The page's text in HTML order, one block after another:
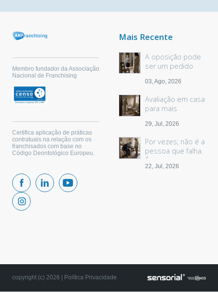
Membro fundador da Associação
Nacional de Franchising
Certifica aplicação de práticas
contratuais na relação com os
franchisados com base no
Código Deontológico Europeu.
Mais Recente
A oposição pode
ser um pedido
sem palavras
03, Ago, 2026
Avaliação em casa
para mais
29, Jul, 2026
Por vezes, não é a
pessoa que falha.
É o espaço.
22, Jul, 2026
copyright (c) 2026 | Política Privacidade